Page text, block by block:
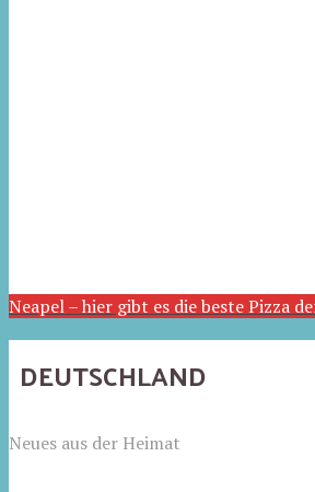
Neapel – hier gibt es die beste Pizza
DEUTSCHLAND
Neues aus der Heimat